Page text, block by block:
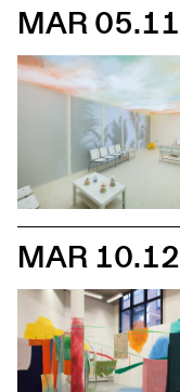
MAR 05.11
MAR 10.12